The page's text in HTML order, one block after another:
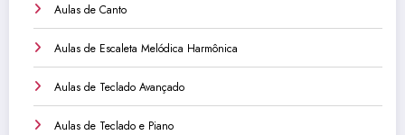
Aulas de Canto
Aulas de Escaleta Melódica Harmônica
Aulas de Teclado Avançado
Aulas de Teclado e Piano